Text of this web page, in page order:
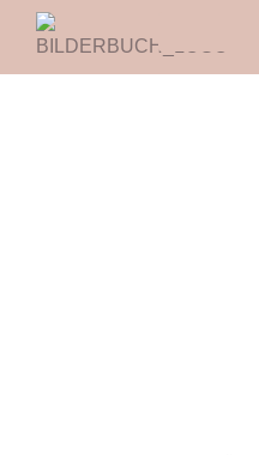
Zum
Inhalt
springen